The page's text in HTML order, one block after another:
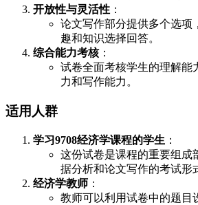
开放性与灵活性 ：
论文写作部分提供多个选项
趣和知识选择回答。
综合能力考核：
试卷全面考核学生的理解能
力和写作能力。
适用人群
学习9708经济学课程的学生 ：
这份试卷是课程的重要组成
据分析和论文写作的考试形
经济学教师 ：
教师可以利用试卷中的题目